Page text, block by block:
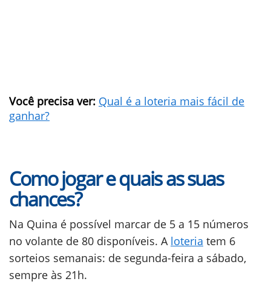
Você precisa ver: Qual é a loteria mais fácil de
ganhar?
Como jogar e quais as suas
chances?
Na Quina é possível marcar de 5 a 15 números
no volante de 80 disponíveis. A loteria tem 6
sorteios semanais: de segunda-feira a sábado,
sempre às 21h.